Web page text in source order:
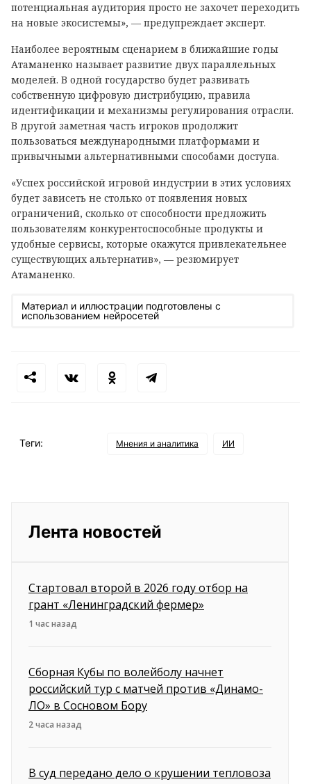
потенциальная аудитория просто не захочет переходить
на новые экосистемы», — предупреждает эксперт.
Наиболее вероятным сценарием в ближайшие годы
Атаманенко называет развитие двух параллельных
моделей. В одной государство будет развивать
собственную цифровую дистрибуцию, правила
идентификации и механизмы регулирования отрасли.
В другой заметная часть игроков продолжит
пользоваться международными платформами и
привычными альтернативными способами доступа.
«Успех российской игровой индустрии в этих условиях
будет зависеть не столько от появления новых
ограничений, сколько от способности предложить
пользователям конкурентоспособные продукты и
удобные сервисы, которые окажутся привлекательнее
существующих альтернатив», — резюмирует
Атаманенко.
Материал и иллюстрации подготовлены с
использованием нейросетей
Теги: Мнения и аналитика ИИ
Лента новостей
Стартовал второй в 2026 году отбор на
грант «Ленинградский фермер»
1 час назад
Сборная Кубы по волейболу начнет
российский тур с матчей против «Динамо-
ЛО» в Сосновом Бору
2 часа назад
В суд передано дело о крушении тепловоза